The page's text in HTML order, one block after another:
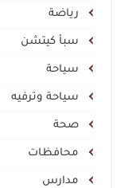
رياضة
سبأ كيتشن
سياحة
سياحة وترفيه
صحة
محافظات
مدارس